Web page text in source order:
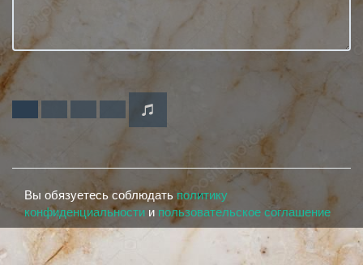
Вы обязуетесь соблюдатьполитику
конфиденциальности и пользовательское соглашение